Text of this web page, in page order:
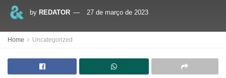
by REDATOR 27 de março de 2023
Home Uncategorized